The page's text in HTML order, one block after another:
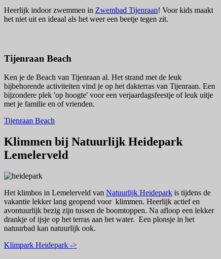
Heerlijk indoor zwemmen in Zwembad Tijenraan! Voor kids maakt
het niet uit en ideaal als het weer een beetje tegen zit.
Tijenraan Beach
Ken je de Beach van Tijenraan al. Het strand met de leuk
bijbehorende activiteiten vind je op het dakterras van Tijenraan. Een
bijzondere plek 'op hoogte' voor een verjaardagsfeestje of leuk uitje
met je familie en of vrienden.
Tijenraan Beach
Klimmen bij Natuurlijk Heidepark
Lemelerveld
Het klimbos in Lemelerveld van Natuurlijk Heidepark is tijdens de
vakantie lekker lang geopend voor klimmen. Heerlijk actief en
avontuurlijk bezig zijn tussen de boomtoppen. Na afloop een lekker
drankje of ijsje op het terras aan het water. Een plonsje in het
natuurbad kan natuurlijk ook.
Klimpark Heidepark ->